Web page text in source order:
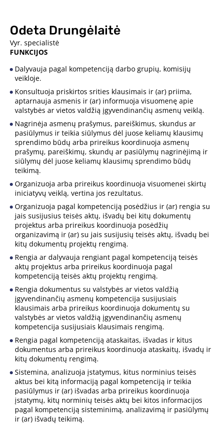
Odeta Drungėlaitė
Vyr. specialistė
FUNKCIJOS
Dalyvauja pagal kompetenciją darbo grupių, komisijų
veikloje.
Konsultuoja priskirtos srities klausimais ir (ar) priima,
aptarnauja asmenis ir (ar) informuoja visuomenę apie
valstybės ar vietos valdžią įgyvendinančių asmenų veiklą.
Nagrinėja asmenų prašymus, pareiškimus, skundus ar
pasiūlymus ir teikia siūlymus dėl juose keliamų klausimų
sprendimo būdų arba prireikus koordinuoja asmenų
prašymų, pareiškimų, skundų ar pasiūlymų nagrinėjimą ir
siūlymų dėl juose keliamų klausimų sprendimo būdų
teikimą.
Organizuoja arba prireikus koordinuoja visuomenei skirtų
iniciatyvų veiklą, vertina jos rezultatus.
Organizuoja pagal kompetenciją posėdžius ir (ar) rengia su
jais susijusius teisės aktų, išvadų bei kitų dokumentų
projektus arba prireikus koordinuoja posėdžių
organizavimą ir (ar) su jais susijusių teisės aktų, išvadų bei
kitų dokumentų projektų rengimą.
Rengia ar dalyvauja rengiant pagal kompetenciją teisės
aktų projektus arba prireikus koordinuoja pagal
kompetenciją teisės aktų projektų rengimą.
Rengia dokumentus su valstybės ar vietos valdžią
įgyvendinančių asmenų kompetencija susijusiais
klausimais arba prireikus koordinuoja dokumentų su
valstybės ar vietos valdžią įgyvendinančių asmenų
kompetencija susijusiais klausimais rengimą.
Rengia pagal kompetenciją ataskaitas, išvadas ir kitus
dokumentus arba prireikus koordinuoja ataskaitų, išvadų ir
kitų dokumentų rengimą.
Sistemina, analizuoja įstatymus, kitus norminius teisės
aktus bei kitą informaciją pagal kompetenciją ir teikia
pasiūlymus ir (ar) išvadas arba prireikus koordinuoja
įstatymų, kitų norminių teisės aktų bei kitos informacijos
pagal kompetenciją sisteminimą, analizavimą ir pasiūlymų
ir (ar) išvadų teikimą.